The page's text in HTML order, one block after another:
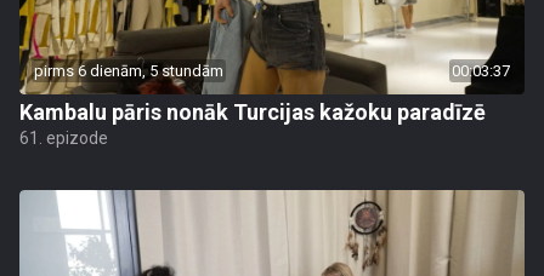
pirms 6 dienām, 5 stundām 00:03:37
Kambalu pāris nonāk Turcijas kažoku paradīzē
61. epizode